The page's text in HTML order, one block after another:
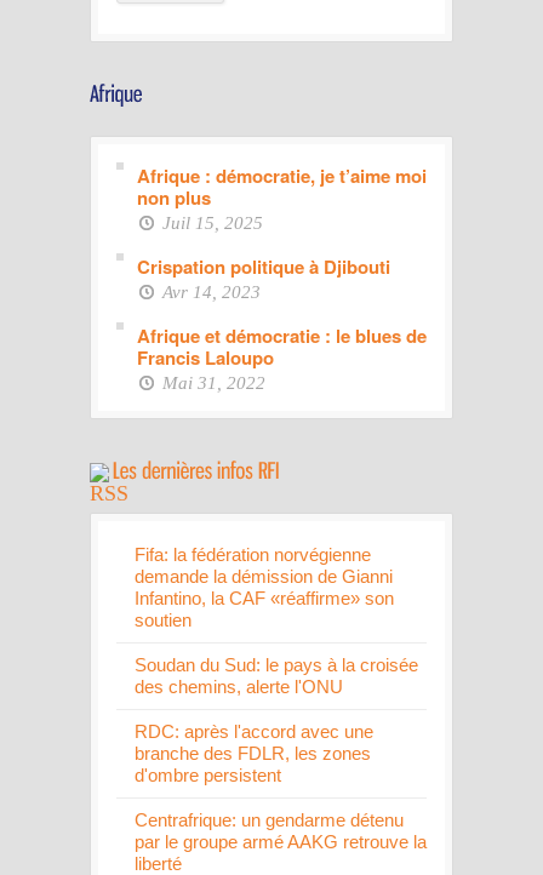
Afrique : démocratie, je t’aime moi
non plus
Juil 15, 2025
Crispation politique à Djibouti
Avr 14, 2023
Afrique et démocratie : le blues de
Francis Laloupo
Mai 31, 2022
Fifa: la fédération norvégienne
demande la démission de Gianni
Infantino, la CAF «réaffirme» son
soutien
Soudan du Sud: le pays à la croisée
des chemins, alerte l'ONU
RDC: après l'accord avec une
branche des FDLR, les zones
d'ombre persistent
Centrafrique: un gendarme détenu
par le groupe armé AAKG retrouve la
liberté